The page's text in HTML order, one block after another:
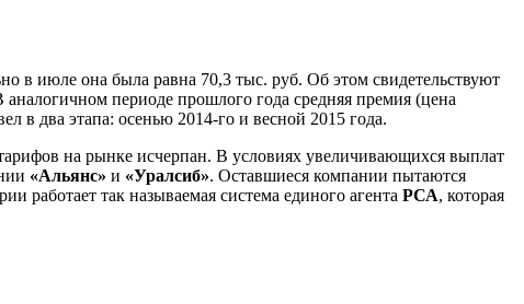
в июле она была равна 70,3 тыс. руб. Об этом свидетельствуют
периоде прошлого года средняя премия (цена
в два этапа: осенью 2014-го и весной 2015 года.
на рынке исчерпан. В условиях увеличивающихся выплат
«Альянс» и «Уралсиб». Оставшиеся компании пытаются
работает так называемая система единого агента РСА, которая